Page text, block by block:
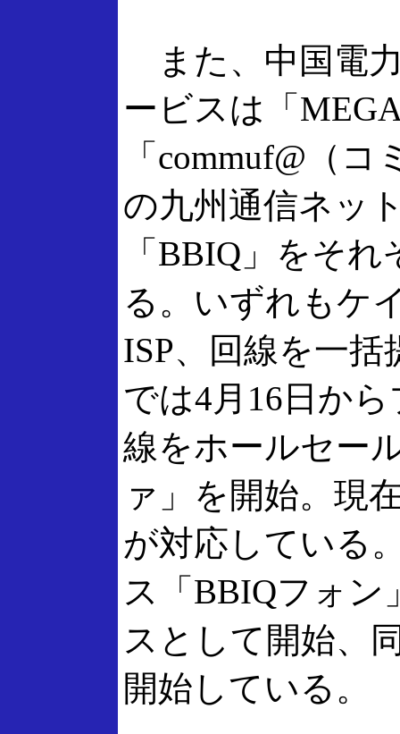
また、中国電
ービスは「
「commuf@（
の九州通信ネッ
「BBIQ」をそ
る。いずれもケ
ISP、回線を一
では4月16日か
線をホールセー
ァ」を開始。現
が対応している
ス「BBIQフォン
スとして開始、
開始している。